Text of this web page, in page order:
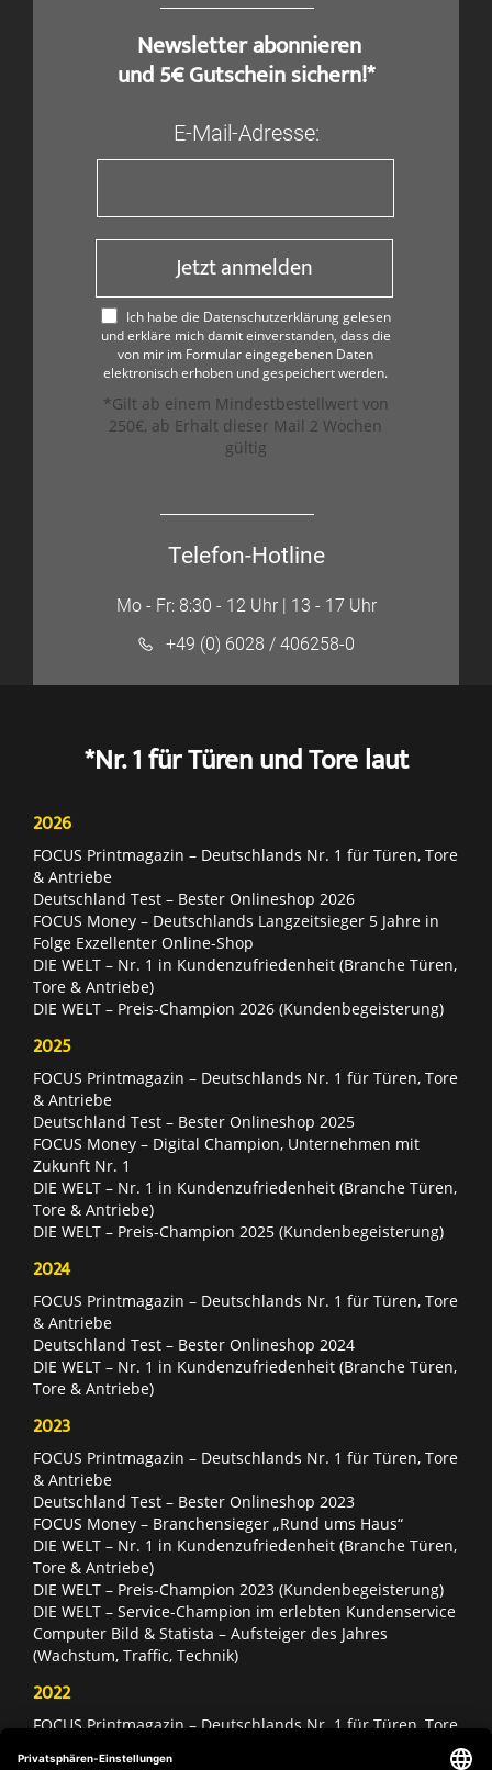
​ Newsletter abonnieren
und 5€ Gutschein sichern!*
E-Mail-Adresse:
Jetzt anmelden
Ich habe die Datenschutzerklärung gelesen
und erkläre mich damit einverstanden, dass die
von mir im Formular eingegebenen Daten
elektronisch erhoben und gespeichert werden.
*Gilt ab einem Mindestbestellwert von
250€, ab Erhalt dieser Mail 2 Wochen
gültig
Telefon-Hotline
Mo - Fr: 8:30 - 12 Uhr | 13 - 17 Uhr
+49 (0) 6028 / 406258-0
*Nr. 1 für Türen und Tore laut
2026
FOCUS Printmagazin – Deutschlands Nr. 1 für Türen, Tore
& Antriebe
Deutschland Test – Bester Onlineshop 2026
FOCUS Money – Deutschlands Langzeitsieger 5 Jahre in
Folge Exzellenter Online-Shop
DIE WELT – Nr. 1 in Kundenzufriedenheit (Branche Türen,
Tore & Antriebe)
DIE WELT – Preis-Champion 2026 (Kundenbegeisterung)
2025
FOCUS Printmagazin – Deutschlands Nr. 1 für Türen, Tore
& Antriebe
Deutschland Test – Bester Onlineshop 2025
FOCUS Money – Digital Champion, Unternehmen mit
Zukunft Nr. 1
DIE WELT – Nr. 1 in Kundenzufriedenheit (Branche Türen,
Tore & Antriebe)
DIE WELT – Preis-Champion 2025 (Kundenbegeisterung)
2024
FOCUS Printmagazin – Deutschlands Nr. 1 für Türen, Tore
& Antriebe
Deutschland Test – Bester Onlineshop 2024
DIE WELT – Nr. 1 in Kundenzufriedenheit (Branche Türen,
Tore & Antriebe)
2023
FOCUS Printmagazin – Deutschlands Nr. 1 für Türen, Tore
& Antriebe
Deutschland Test – Bester Onlineshop 2023
FOCUS Money – Branchensieger „Rund ums Haus“
DIE WELT – Nr. 1 in Kundenzufriedenheit (Branche Türen,
Tore & Antriebe)
DIE WELT – Preis-Champion 2023 (Kundenbegeisterung)
DIE WELT – Service-Champion im erlebten Kundenservice
Computer Bild & Statista – Aufsteiger des Jahres
(Wachstum, Traffic, Technik)
2022
FOCUS Printmagazin – Deutschlands Nr. 1 für Türen, Tore